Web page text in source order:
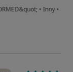
• Inny •